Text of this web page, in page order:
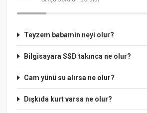
Teyzem babamin neyi olur?
Bilgisayara SSD takınca ne olur?
Cam yünü su alırsa ne olur?
Dışkıda kurt varsa ne olur?